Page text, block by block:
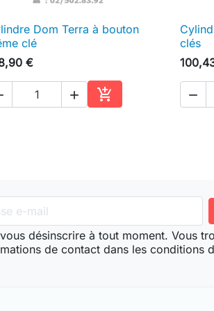
 Aperçu rapide
Dom Terra à bouton
clé
€
 
Ajouter au panier
clés

désinscrire à tout moment. Vous
de contact dans les conditions